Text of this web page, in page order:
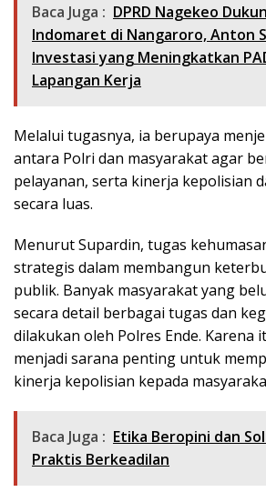
Baca Juga : DPRD Nagekeo
Indomaret di Nangaroro, Anton
Investasi yang Meningkatkan
Lapangan Kerja
Melalui tugasnya, ia berupaya
antara Polri dan masyarakat agar
pelayanan, serta kinerja kepolisian
secara luas.
Menurut Supardin, tugas
strategis dalam membangun
publik. Banyak masyarakat yang
secara detail berbagai tugas dan
dilakukan oleh Polres Ende. Karena
menjadi sarana penting untuk
kinerja kepolisian kepada
Baca Juga : Etika Beropini dan
Praktis Berkeadilan